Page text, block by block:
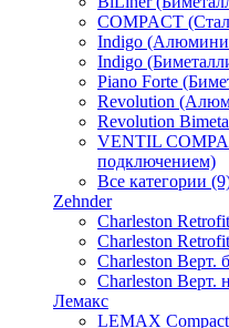
COMPACT
Indigo
Indigo
Piano Forte
Revolution
Revolution
VENTIL
подключением)
Все категории
Zehnder
Charleston
Charleston
Charleston Верт.
Charleston Верт.
Лемакс
LEMAX